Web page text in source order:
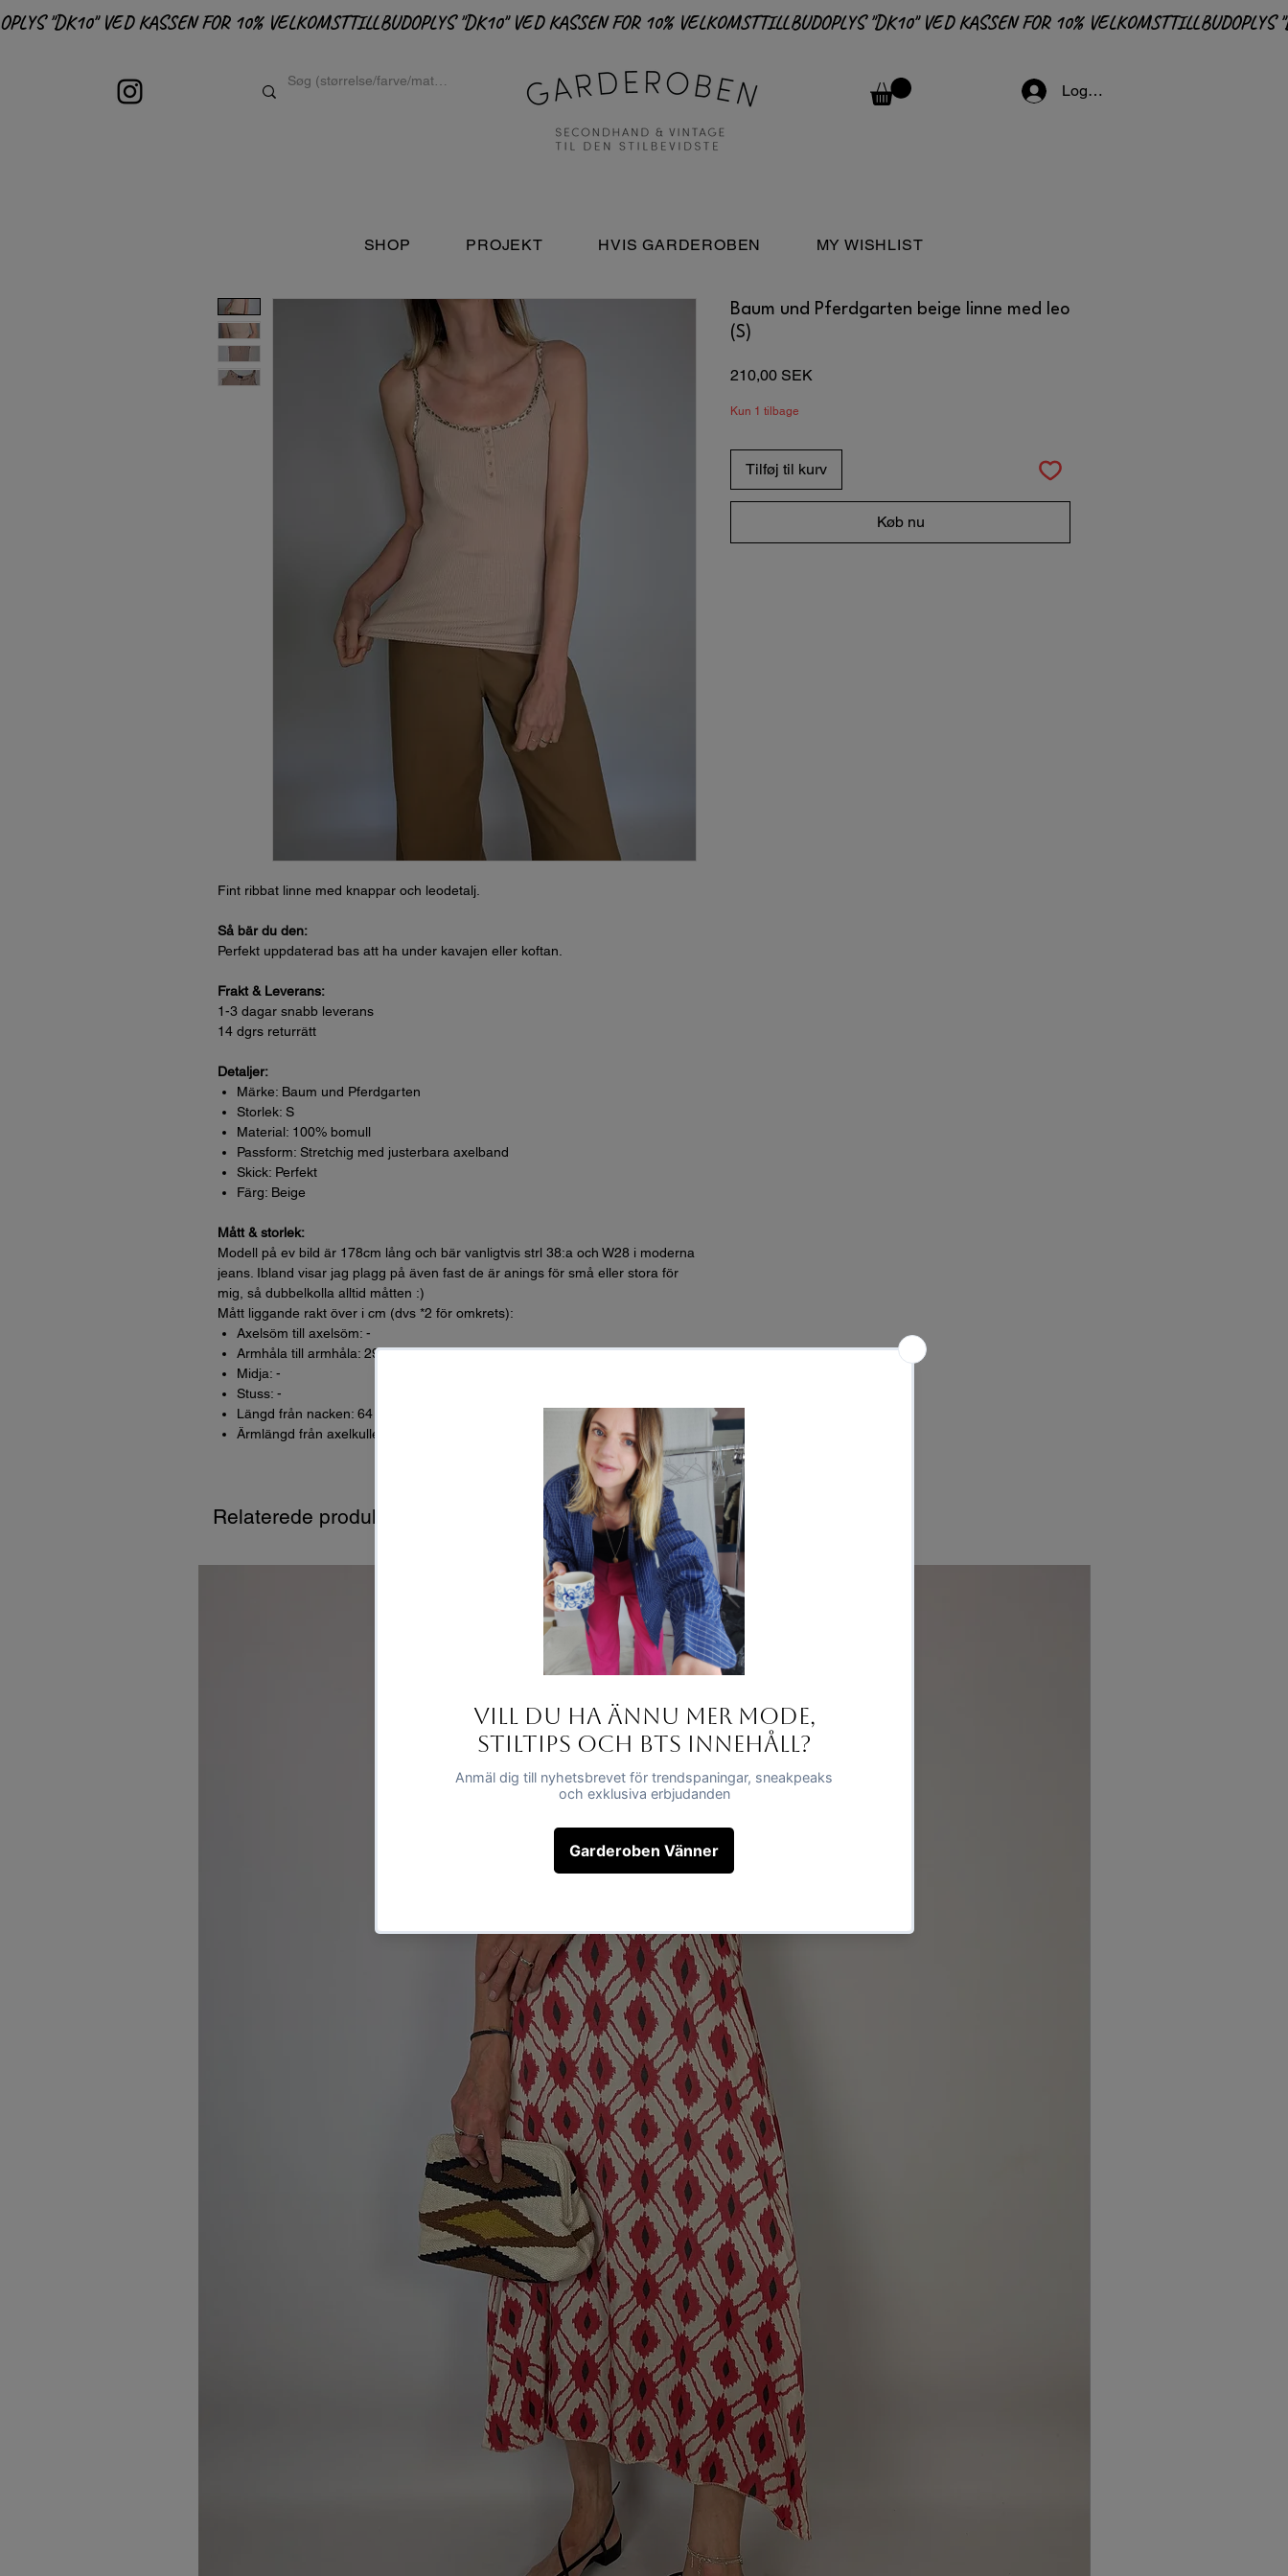
OPLYS "DK10" VED KASSEN FOR 10% VELKOMSTTILLBUD
Logga in
SHOP PROJEKT HVIS GARDEROBEN MY WISHLIST
Fint ribbat linne med knappar och leodetalj.
Så bär du den:
Perfekt uppdaterad bas att ha under kavajen eller koftan.
Frakt & Leverans:
1-3 dagar snabb leverans
14 dgrs returrätt
Detaljer:
Märke: Baum und Pferdgarten
Storlek: S
Material: 100% bomull
Passform: Stretchig med justerbara axelband
Skick: Perfekt
Färg: Beige
Mått & storlek:
Modell på ev bild är 178cm lång och bär vanligtvis strl 38:a och W28 i moderna
jeans. Ibland visar jag plagg på även fast de är anings för små eller stora för
mig, så dubbelkolla alltid måtten :)
Mått liggande rakt över i cm (dvs *2 för omkrets):
Axelsöm till axelsöm: -
Armhåla till armhåla: 29 ostretchad
Midja: -
Stuss: -
Längd från nacken: 64
Ärmlängd från axelkullen: -
Baum und Pferdgarten beige linne med leo
(S)
210,00 SEK
Kun 1 tilbage
Tilføj til kurv
Køb nu
Relaterede produkter